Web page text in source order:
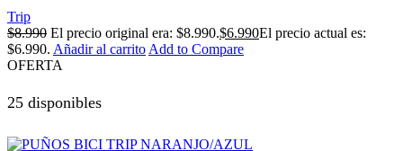
Trip
$8.990 El precio original era: $8.990.$6.990El precio actual es:
$6.990. Añadir al carrito Add to Compare
OFERTA
25 disponibles